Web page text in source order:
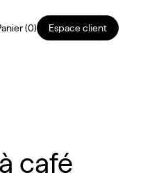
(0) Espace client
café